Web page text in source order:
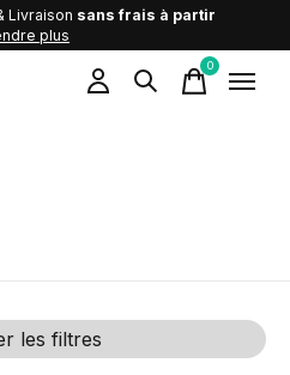
Livraison sans frais à partir
plus
0items
les filtres